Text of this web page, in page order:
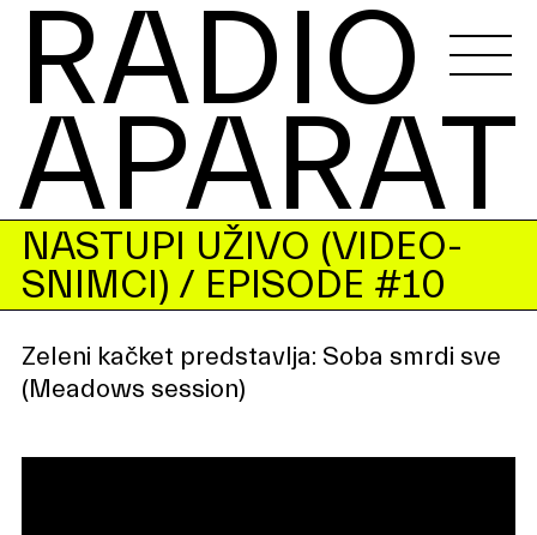
RADIO
APARAT
NASTUPI UŽIVO (VIDEO-
SNIMCI) / EPISODE #10
Zeleni kačket predstavlja: Soba smrdi sve
(Meadows session)